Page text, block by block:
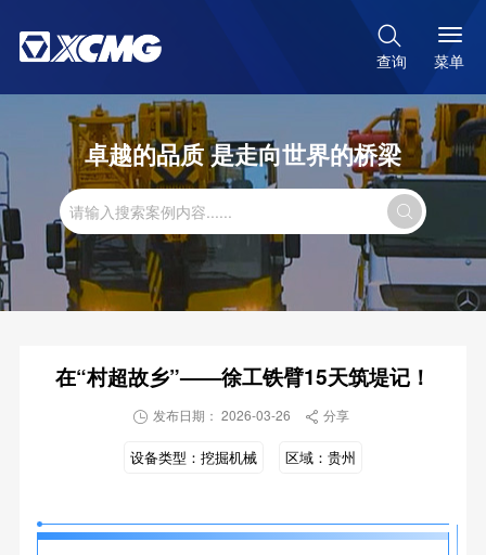

查询 菜单
卓越的品质 是走向世界的桥梁

在“村超故乡”——徐工铁臂15天筑堤记！
 发布日期： 2026-03-26  分享
设备类型： 挖掘机械 区域： 贵州